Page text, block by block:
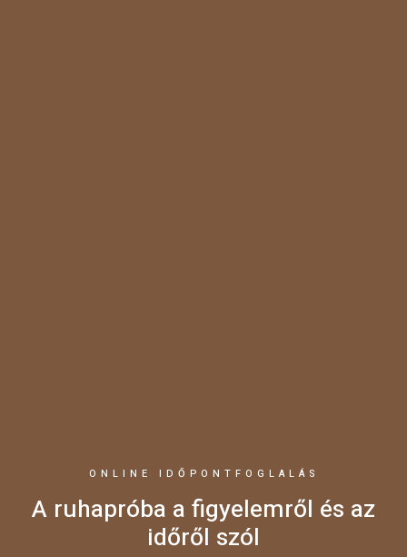
ONLINE IDŐPONTFOGLALÁS
A ruhapróba a figyelemről és az
időről szól